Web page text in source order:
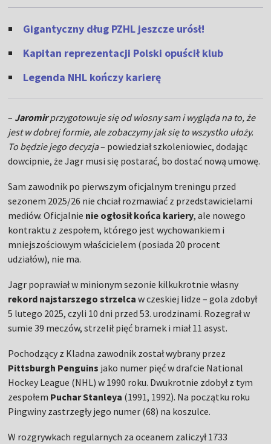
Gigantyczny dług PZHL jeszcze urósł!
Kapitan reprezentacji Polski opuścił klub
Legenda NHL kończy karierę
–Jaromirprzygotowuje się od wiosny sam i wygląda na to, że
jest w dobrej formie, ale zobaczymy jak się to wszystko ułoży.
To będzie jego decyzja– powiedział szkoleniowiec, dodając
dowcipnie, że Jagr musi się postarać, bo dostać nową umowę.
Sam zawodnik po pierwszym oficjalnym treningu przed
sezonem 2025/26 nie chciał rozmawiać z przedstawicielami
mediów. Oficjalnie nie ogłosił końca kariery, ale nowego
kontraktu z zespołem, którego jest wychowankiem i
mniejszościowym właścicielem (posiada 20 procent
udziałów), nie ma.
Jagr poprawiał w minionym sezonie kilkukrotnie własny
rekord najstarszego strzelca w czeskiej lidze – gola zdobył
5 lutego 2025, czyli 10 dni przed 53. urodzinami. Rozegrał w
sumie 39 meczów, strzelił pięć bramek i miał 11 asyst.
Pochodzący z Kladna zawodnik został wybrany przez
Pittsburgh Penguins jako numer pięć w drafcie National
Hockey League (NHL) w 1990 roku. Dwukrotnie zdobył z tym
zespołem Puchar Stanleya (1991, 1992). Na początku roku
Pingwiny zastrzegły jego numer (68) na koszulce.
W rozgrywkach regularnych za oceanem zaliczył 1733